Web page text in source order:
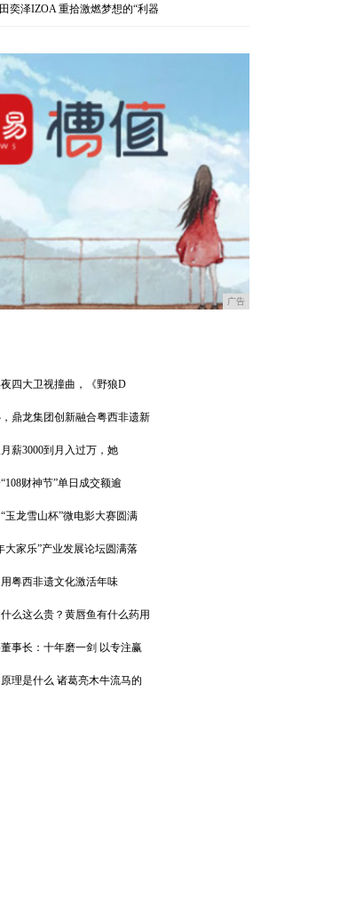
奕泽IZOA 重拾激燃梦想的“利器
广告
四大卫视撞曲，《野狼D
鼎龙集团创新融合粤西非遗新
薪3000到月入过万，她
财神节”单日成交额逾
玉龙雪山杯”微电影大赛圆满
大家乐”产业发展论坛圆满落
粤西非遗文化激活年味
么这么贵？黄唇鱼有什么药用
事长：十年磨一剑 以专注赢
理是什么 诸葛亮木牛流马的